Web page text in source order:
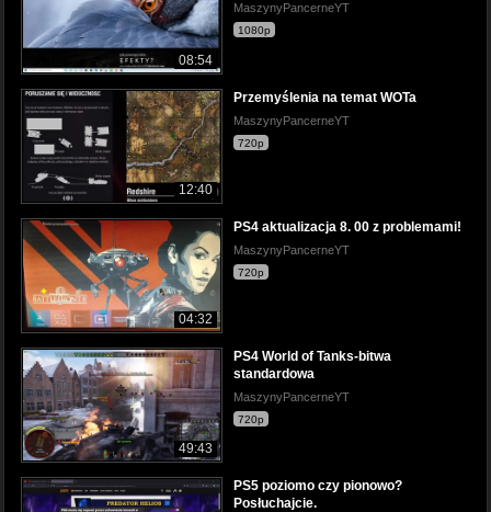
08:54
MaszynyPancerneYT
1080p
12:40
Przemyślenia na temat WOTa
MaszynyPancerneYT
720p
04:32
PS4 aktualizacja 8. 00 z problemami!
MaszynyPancerneYT
720p
49:43
PS4 World of Tanks-bitwa
standardowa
MaszynyPancerneYT
720p
PS5 poziomo czy pionowo?
Posłuchajcie.